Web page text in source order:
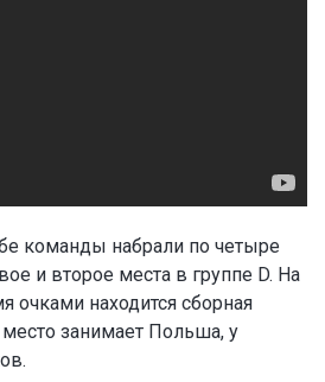
команды набрали по четыре
и второе места в группе D. На
очками находится сборная
место занимает Польша, у